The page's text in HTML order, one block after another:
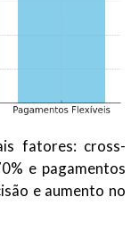
fatores: cross-
e pagamentos
e aumento no